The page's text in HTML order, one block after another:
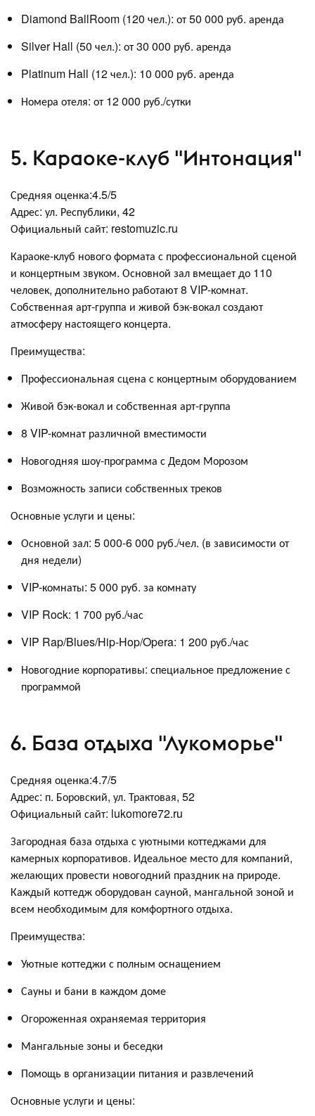
Diamond BallRoom (120 чел.): от 50 000 руб. аренда
Silver Hall (50 чел.): от 30 000 руб. аренда
Platinum Hall (12 чел.): 10 000 руб. аренда
Номера отеля: от 12 000 руб./сутки
5. Караоке-клуб "Интонация"
Средняя оценка:4.5/5
Адрес: ул. Республики, 42
Официальный сайт: restomuzic.ru
Караоке-клуб нового формата с профессиональной сценой
и концертным звуком. Основной зал вмещает до 110
человек, дополнительно работают 8 VIP-комнат.
Собственная арт-группа и живой бэк-вокал создают
атмосферу настоящего концерта.
Преимущества:
Профессиональная сцена с концертным оборудованием
Живой бэк-вокал и собственная арт-группа
8 VIP-комнат различной вместимости
Новогодняя шоу-программа с Дедом Морозом
Возможность записи собственных треков
Основные услуги и цены:
Основной зал: 5 000-6 000 руб./чел. (в зависимости от
дня недели)
VIP-комнаты: 5 000 руб. за комнату
VIP Rock: 1 700 руб./час
VIP Rap/Blues/Hip-Hop/Opera: 1 200 руб./час
Новогодние корпоративы: специальное предложение с
программой
6. База отдыха "Лукоморье"
Средняя оценка:4.7/5
Адрес: п. Боровский, ул. Трактовая, 52
Официальный сайт: lukomore72.ru
Загородная база отдыха с уютными коттеджами для
камерных корпоративов. Идеальное место для компаний,
желающих провести новогодний праздник на природе.
Каждый коттедж оборудован сауной, мангальной зоной и
всем необходимым для комфортного отдыха.
Преимущества:
Уютные коттеджи с полным оснащением
Сауны и бани в каждом доме
Огороженная охраняемая территория
Мангальные зоны и беседки
Помощь в организации питания и развлечений
Основные услуги и цены: